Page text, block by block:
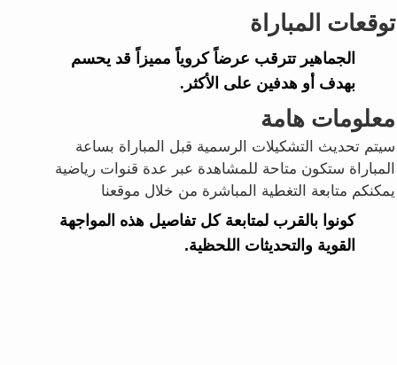
توقعات المباراة
الجماهير تترقب عرضاً كروياً مميزاً قد يحسم
بهدف أو هدفين على الأكثر.
معلومات هامة
سيتم تحديث التشكيلات الرسمية قبل المباراة بساعة
المباراة ستكون متاحة للمشاهدة عبر عدة قنوات رياضية
يمكنكم متابعة التغطية المباشرة من خلال موقعنا
كونوا بالقرب لمتابعة كل تفاصيل هذه المواجهة
القوية والتحديثات اللحظية.